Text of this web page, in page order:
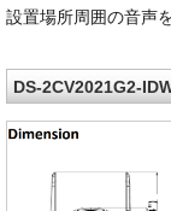
設置場所周囲の音声
DS-2CV2021G2-